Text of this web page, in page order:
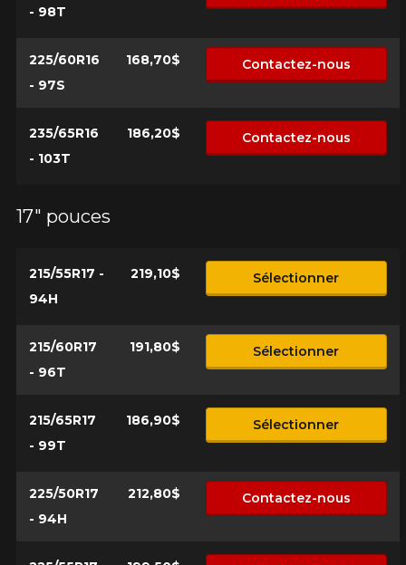
- 98T
225/60R16
- 97S
168,70$ Contactez-nous
235/65R16
- 103T
186,20$ Contactez-nous
17" pouces
215/55R17 -
94H
219,10$ Sélectionner
215/60R17
- 96T
191,80$ Sélectionner
215/65R17
- 99T
186,90$ Sélectionner
225/50R17
- 94H
212,80$ Contactez-nous